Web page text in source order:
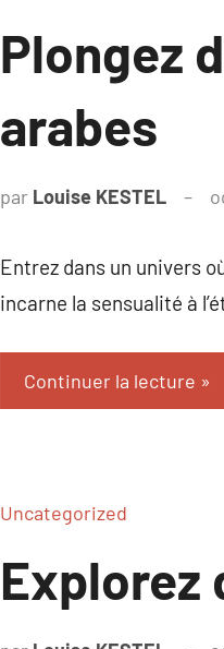
Plongez
arabes
par Louise KESTEL
Entrez dans un univers
incarne la sensualité à
Continuer la lecture
Uncategorized
Explorez